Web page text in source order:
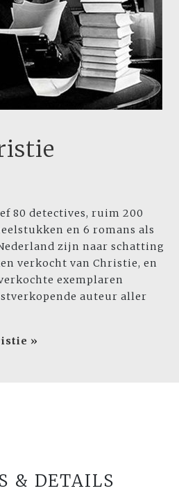
80 detectives, ruim 200
en 6 romans als
zijn naar schatting
verkocht van Christie, en
exemplaren
auteur aller
»
& DETAILS